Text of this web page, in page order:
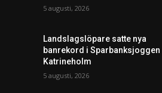
5 augusti, 2026
Landslagslöpare satte nya
banrekord i Sparbanksjoggen
Katrineholm
5 augusti, 2026